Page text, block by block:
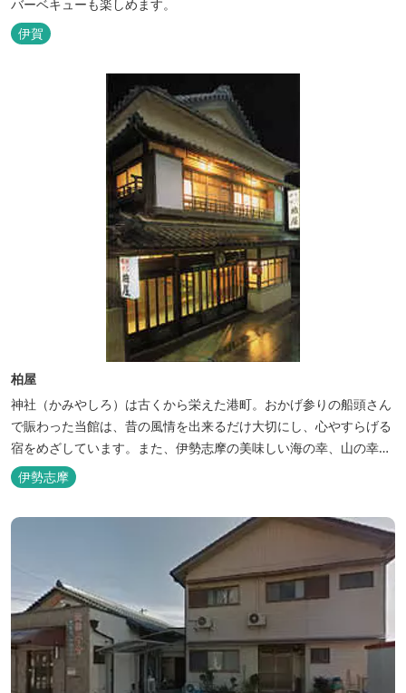
バーベキューも楽しめます。
伊賀
柏屋
神社（かみやしろ）は古くから栄えた港町。おかげ参りの船頭さん
で賑わった当館は、昔の風情を出来るだけ大切にし、心やすらげる
宿をめざしています。また、伊勢志摩の美味しい海の幸、山の幸を
低価格でお楽しみください。
伊勢志摩